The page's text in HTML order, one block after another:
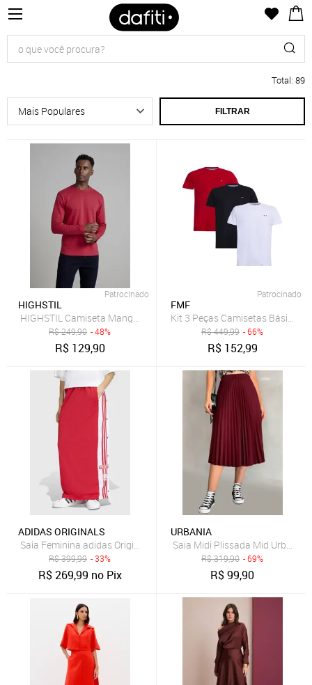
Total: 89
FILTRAR
Patrocinado
HIGHSTIL
HIGHSTIL Camiseta Manga Longa Malha Comfort - Vermelho Rubi
R$249,90 - 48%
R$ 129,90
Patrocinado
FMF
Kit 3 Peças Camisetas Básicas
R$449,99 - 66%
R$ 152,99
ADIDAS ORIGINALS
Saia Feminina adidas Originals Adibreak SK Vermelha
R$399,99 - 33%
R$269,99 no Pix
URBANIA
Saia Midi Plissada Mid Urbania
R$319,90 - 69%
R$99,90